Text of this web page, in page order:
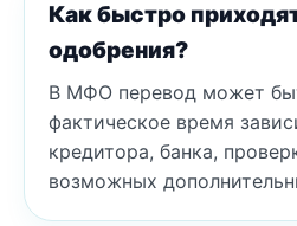
Как быстро
одобрения?
В МФО перевод может
фактическое время
кредитора, банка,
возможных